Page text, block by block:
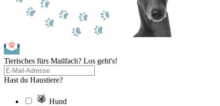
Tierisches fürs Mailfach? Los geht's!
Hast du Haustiere?
Hund